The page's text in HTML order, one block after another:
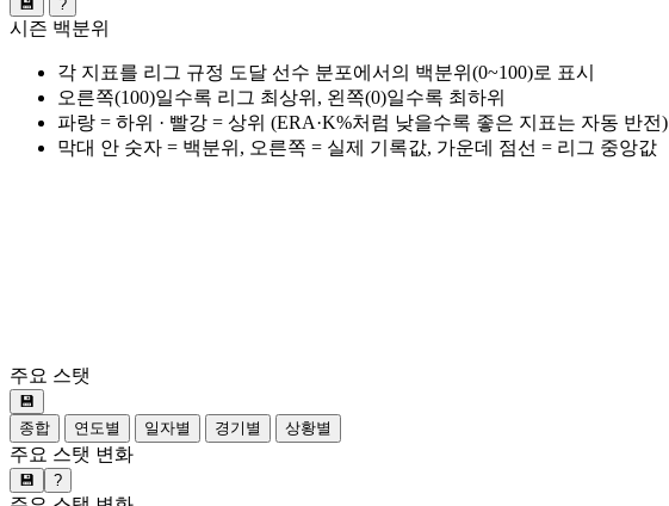
💾 ?
시즌 백분위
각 지표를 리그 규정 도달 선수 분포에서의 백분위(0~100)로 표시
오른쪽(100)일수록 리그 최상위, 왼쪽(0)일수록 최하위
파랑 = 하위 · 빨강 = 상위 (ERA·K%처럼 낮을수록 좋은 지표는 자동 반전)
막대 안 숫자 = 백분위, 오른쪽 = 실제 기록값, 가운데 점선 = 리그 중앙값
주요 스탯
💾
종합
연도별 일자별 경기별 상황별
주요 스탯 변화
💾 ?